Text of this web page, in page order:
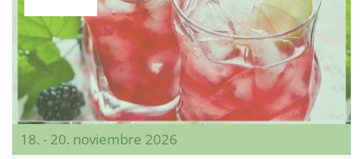
18. - 20. noviembre 2026